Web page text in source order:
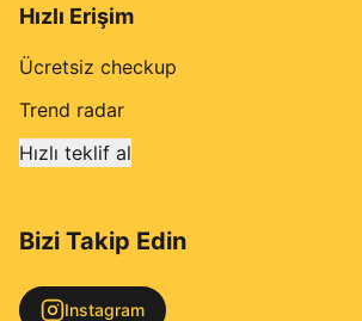
Hızlı Erişim
Ücretsiz checkup
Trend radar
Hızlı teklif al
Bizi Takip Edin
Instagram